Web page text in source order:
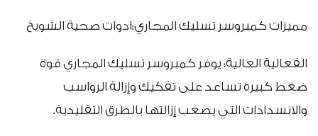
مميزات كمبروسر تسليك المجاري:ادوات صحية الشويخ
الفعالية العالية: يوفر كمبروسر تسليك المجاري قوة
ضغط كبيرة تساعد على تفكيك وإزالة الرواسب
والانسدادات التي يصعب إزالتها بالطرق التقليدية.